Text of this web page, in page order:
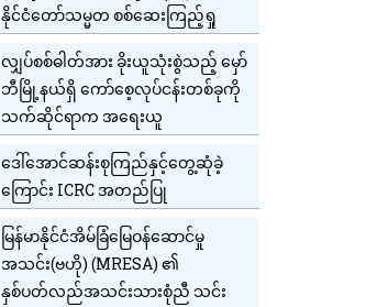
နိုင်ငံတော်သမ္မတ စစ်ဆေးကြည့်ရှု
လျှပ်စစ်ဓါတ်အား ခိုးယူသုံးစွဲသည့် မှော်
ဘီမြို့နယ်ရှိ ကော်စေ့လုပ်ငန်းတစ်ခုကို
သက်ဆိုင်ရာက အရေးယူ
ဒေါ်အောင်ဆန်းစုကြည်နှင့်တွေ့ဆုံခဲ့
ကြောင်း ICRC အတည်ပြု
မြန်မာနိုင်ငံအိမ်ခြံမြေဝန်ဆောင်မှု
အသင်း(ဗဟို) (MRESA) ၏
နှစ်ပတ်လည်အသင်းသားစုံညီ သင်း